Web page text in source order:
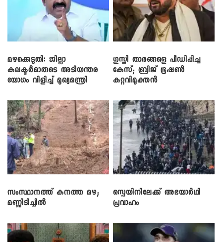
മഴക്കെടുതി: ജില്ലാ
കലക്ടർമാരുടെ അടിയന്തര
യോഗം വിളിച്ച് മുഖ്യമന്ത്രി
​ഗുസ്തി താരങ്ങളെ പീഡിപ്പിച്ച
കേസ്; ബ്രിജ് ഭൂഷൺ
കുറ്റവിമുക്തൻ
സംസ്ഥാനത്ത് കനത്ത മഴ;
മണ്ണിടിച്ചിൽ
സ്പെയിനിലേക്ക് അഭയാർഥി
പ്രവാഹം